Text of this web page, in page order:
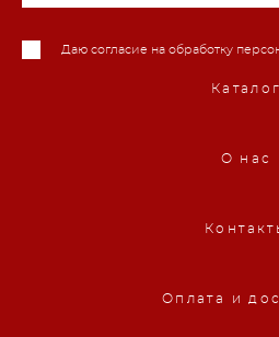
Даю согласие на обработку
Каталог
О нас
Оплата и